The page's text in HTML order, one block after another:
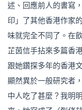
述、回應前人的書寫
印」了其他香港作家
味就完全不同了。在
芷茵信手拈來多篇香
跟她鑽探多年的香港
顯然異於一般研究者
中人吃了甚麼？我明